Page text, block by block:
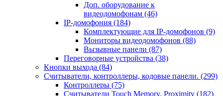
Доп. оборудование к
видеодомофонам (46)
IP-домофония (184)
Комплектующие для IP-домофонов (9)
Мониторы видеодомофонов (88)
Вызывные панели (87)
Переговорные устройства (38)
Кнопки выхода (84)
Считыватели, контроллеры, кодовые панели. (299)
Контроллеры (75)
Считыватели Touch Memory, Proximity (182)